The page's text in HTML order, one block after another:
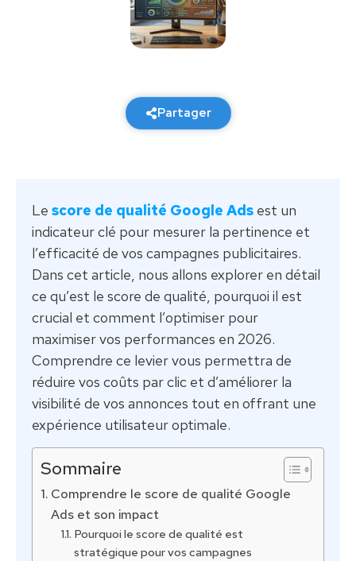
Partager
Le score de qualité Google Ads est un
indicateur clé pour mesurer la pertinence et
l’efficacité de vos campagnes publicitaires.
Dans cet article, nous allons explorer en détail
ce qu’est le score de qualité, pourquoi il est
crucial et comment l’optimiser pour
maximiser vos performances en 2026.
Comprendre ce levier vous permettra de
réduire vos coûts par clic et d’améliorer la
visibilité de vos annonces tout en offrant une
expérience utilisateur optimale.
Sommaire
Comprendre le score de qualité Google
Ads et son impact
Pourquoi le score de qualité est
stratégique pour vos campagnes